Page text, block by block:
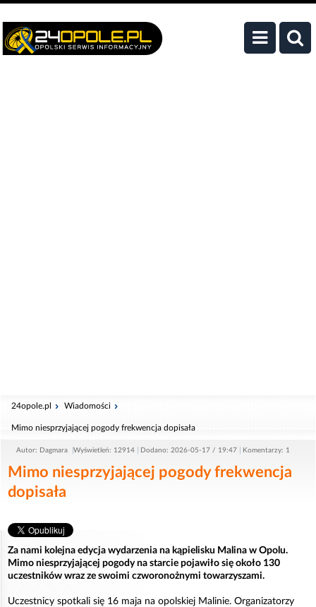
24opole.pl Wiadomości
Mimo niesprzyjającej pogody frekwencja dopisała
Autor: Dagmara Wyświetleń: 12914 Dodano: 2026-05-17 / 19:47 Komentarzy: 1
Mimo niesprzyjającej pogody frekwencja
dopisała
Za nami kolejna edycja wydarzenia na kąpielisku Malina w Opolu.
Mimo niesprzyjającej pogody na starcie pojawiło się około 130
uczestników wraz ze swoimi czworonożnymi towarzyszami.
Uczestnicy spotkali się 16 maja na opolskiej Malinie. Organizatorzy